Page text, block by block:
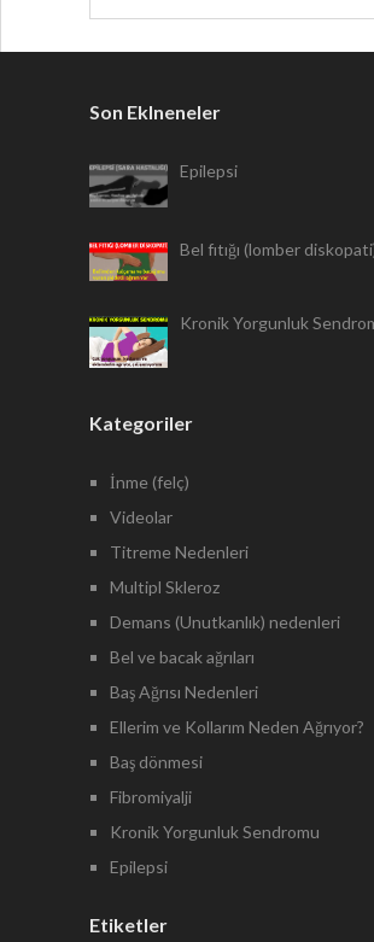
Son Eklneneler
Epilepsi
Bel fıtığı (lomber
Kronik Yorgunluk
Kategoriler
İnme (felç)
Videolar
Titreme Nedenleri
Multipl Skleroz
Demans (Unutkanlık) nedenleri
Bel ve bacak ağrıları
Baş Ağrısı Nedenleri
Ellerim ve Kollarım Neden Ağrıyor?
Baş dönmesi
Fibromiyalji
Kronik Yorgunluk Sendromu
Epilepsi
Etiketler